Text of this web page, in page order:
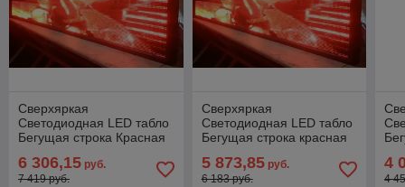
Сверхяркая
Светодиодная LED табло
Бегущая строка Красная
6 306,15 руб.
7 419 руб.
Сверхяркая
Светодиодная LED табло
Бегущая строка красная
5 873,85руб.
6 183 руб.
4
4